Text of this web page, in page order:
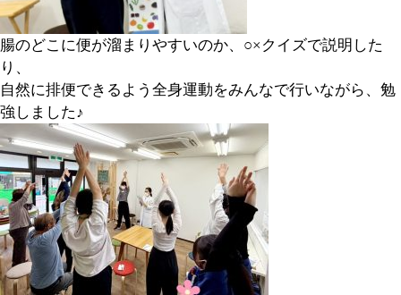
腸のどこに便が溜まりやすいのか、○×クイズで説明した
り、
自然に排便できるよう全身運動をみんなで行いながら、勉
強しました♪